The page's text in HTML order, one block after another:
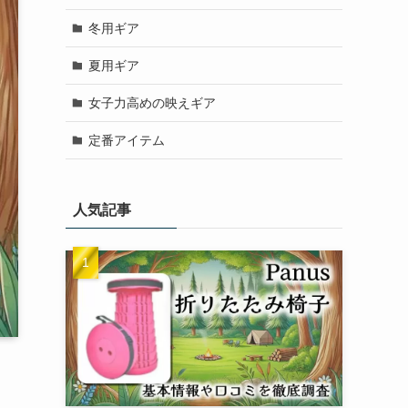
冬用ギア
夏用ギア
女子力高めの映えギア
定番アイテム
人気記事